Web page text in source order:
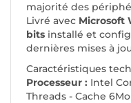
majorité des
Livré avec Microsoft
bits installé et
dernières mises à
Caractéristiques
Processeur : Intel
Threads - Cache 6Mo